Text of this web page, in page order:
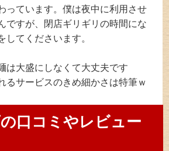
っています。僕は夜中に利用させ
ですが、閉店ギリギリの時間にな
してくださいます。
は大盛にしなくて大丈夫です
るサービスのきめ細かさは特筆ｗ
口コミやレビュー